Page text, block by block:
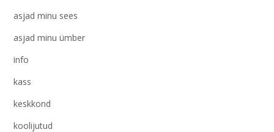
asjad minu sees
asjad minu ümber
info
kass
keskkond
koolijutud